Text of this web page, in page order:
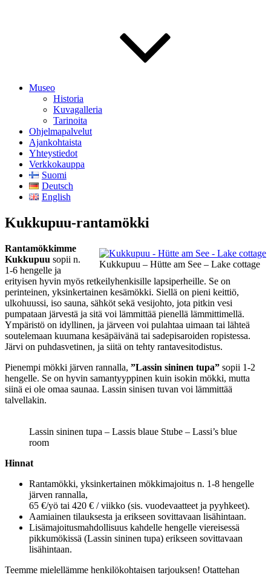
Museo
Historia
Kuvagalleria
Tarinoita
Ohjelmapalvelut
Ajankohtaista
Yhteystiedot
Verkkokauppa
Suomi
Deutsch
English
Kukkupuu-rantamökki
Kukkupuu – Hütte am See – Lake cottage
Rantamökkimme
Kukkupuu sopii n.
1-6 hengelle ja
erityisen hyvin myös retkeilyhenkisille lapsiperheille. Se on
perinteinen, yksinkertainen kesämökki. Siellä on pieni keittiö,
ulkohuussi, iso sauna, sähköt sekä vesijohto, jota pitkin vesi
pumpataan järvestä ja sitä voi lämmittää pienellä lämmittimellä.
Ympäristö on idyllinen, ja järveen voi pulahtaa uimaan tai lähteä
soutelemaan kuumana kesäpäivänä tai sadepisaroiden ropistessa.
Järvi on puhdasvetinen, ja siitä on tehty rantavesitodistus.
Pienempi mökki järven rannalla, ”Lassin sininen tupa” sopii 1-2
hengelle. Se on hyvin samantyyppinen kuin isokin mökki, mutta
siinä ei ole omaa saunaa. Lassin sinisen tuvan voi lämmittää
talvellakin.
Lassin sininen tupa – Lassis blaue Stube – Lassi’s blue
room
Hinnat
Rantamökki, yksinkertainen mökkimajoitus n. 1-8 hengelle
järven rannalla,
65 €/yö tai 420 € / viikko (sis. vuodevaatteet ja pyyhkeet).
Aamiainen tilauksesta ja erikseen sovittavaan lisähintaan.
Lisämajoitusmahdollisuus kahdelle hengelle viereisessä
pikkumökissä (Lassin sininen tupa) erikseen sovittavaan
lisähintaan.
Teemme mielellämme henkilökohtaisen tarjouksen! Otattehan